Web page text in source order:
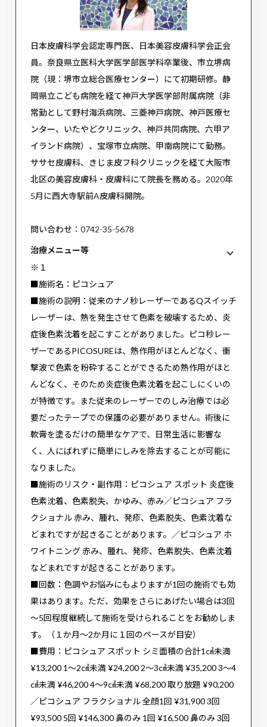
日本皮膚科学会認定専門医、日本美容皮膚科学会正会
員。奈良県立医科大学医学部医学科卒業後、市立堺病
院（現：堺市立総合医療センター）にて初期研修。静
岡県立こども病院を経て神戸大学医学部附属病院（非
常勤として野村海浜病院、三菱神戸病院、神戸医療セ
ンター、いたやどクリニック、神戸共同病院、六甲ア
イランド病院）、宝塚市立病院、甲南病院にて勤務。
ササセ皮膚科、きじま皮フ科クリニックを経て大阪市
北区の美容皮膚科・皮膚科にて院長を務める。2020年
5月に西大寺駅前A皮膚科開院。
問い合わせ：0742-35-5678
治療メニュー等
※１
■施術名：ピコシュア
■施術の説明：従来のナノ秒レーザーであるQスイッチ
レーザーは、熱を発生させて色素を破壊するため、炎
症後色素沈着を起こすことがありました。ピコ秒レー
ザーであるPICOSUREは、熱作用がほとんどなく、衝
撃波で色素を粉砕することができるため熱作用がほと
んどなく、そのため炎症後色素沈着を起こしにくいの
が特徴です。また従来のレーザーでのしみ治療では必
要だったテープでの保護の必要がありません。術後に
軟膏を塗るだけの簡単なケアで、日常生活に影響な
く、人にばれずに簡単にしみを除去することが可能に
なりました。
■施術のリスク・副作用：ピコシュア スポット 炎症後
色素沈着、色素脱失、かゆみ、赤み／ピコシュア フラ
クショナル 赤み、腫れ、発疹、色素脱失、色素沈着な
どまれですが起きることがあります。／ピコシュア ホ
ワイトニング 赤み、腫れ、発疹、色素脱失、色素沈着
などまれですが起きることがあります。
■回数：色調やお悩みにもよりますが1回の施術でも効
果はあります。ただ、効果をさらにあげたい場合は3回
～5回程度継続して施術を受けられることをお勧めしま
す。（１か月～2か月に１回のペースが目安）
■費用：ピコシュア スポット シミ面積の合計1㎠未満
¥13,200 1～2㎠未満 ¥24,200 2～3㎠未満 ¥35,200 3～4
㎠未満 ¥46,200 4～9㎠未満 ¥68,200 取り放題 ¥90,200
／ピコシュア フラクショナル 全顔1回 ¥31,900 3回
¥93,500 5回 ¥146,300 鼻のみ 1回 ¥16,500 鼻のみ 3回